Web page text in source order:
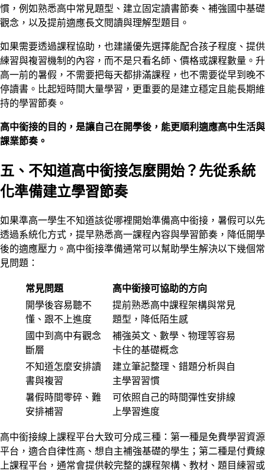
慣，例如熟悉高中常見題型、建立固定讀書節奏、補強國中基礎
觀念，以及提前適應長文閱讀與理解型題目。
如果需要透過課程協助，也建議優先選擇能配合孩子程度、提供
練習與複習機制的內容，而不是只看名師、價格或課程數量。升
高一前的暑假，不需要把每天都排滿課程，也不需要從早到晚不
停讀書。比起短時間大量學習，更重要的是建立穩定且能長期維
持的學習節奏。
高中銜接的目的，是讓自己在開學後，能更順利適應高中生活與
課業節奏。
五、不知道高中銜接怎麼開始？先從系統
化準備建立學習節奏
如果準高一學生不知道該從哪裡開始準備高中銜接，暑假可以先
透過系統化方式，提早熟悉高一課程內容與學習節奏，降低開學
後的適應壓力。高中銜接準備通常可以幫助學生解決以下幾個常
見問題：
常見問題
高中銜接可協助的方向
開學後容易聽不
懂、跟不上進度
提前熟悉高中課程架構與常見
題型，降低陌生感
國中到高中有觀念
斷層
補強英文、數學、物理等容易
卡住的基礎概念
不知道怎麼安排讀
書與複習
建立筆記整理、錯題分析與自
主學習習慣
暑假時間零碎、難
安排補習
可依照自己的時間彈性安排線
上學習進度
高中銜接線上課程平台大致可分成三種：第一種是免費學習資源
平台，適合自律性高、想自主補強基礎的學生；第二種是付費線
上課程平台，通常會提供較完整的課程架構、教材、題目練習或